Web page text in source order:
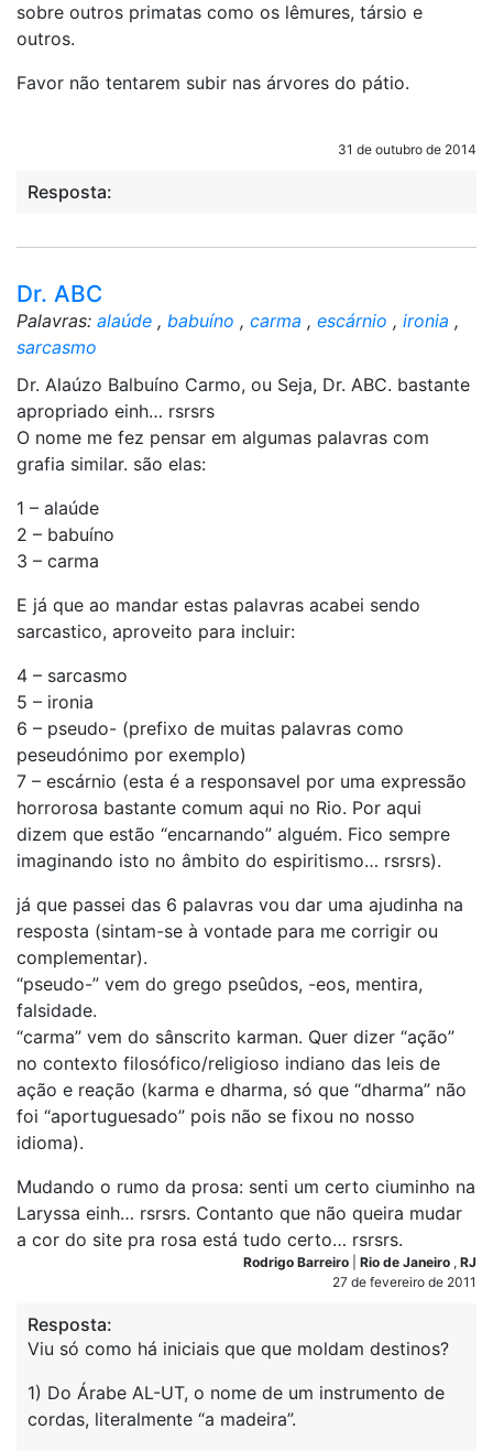
sobre outros primatas como os lêmures, társio e
outros.
Favor não tentarem subir nas árvores do pátio.
31 de outubro de 2014
Resposta:
Dr. ABC
Palavras: alaúde , babuíno , carma , escárnio , ironia ,
sarcasmo
Dr. Alaúzo Balbuíno Carmo, ou Seja, Dr. ABC. bastante
apropriado einh… rsrsrs
O nome me fez pensar em algumas palavras com
grafia similar. são elas:
1 – alaúde
2 – babuíno
3 – carma
E já que ao mandar estas palavras acabei sendo
sarcastico, aproveito para incluir:
4 – sarcasmo
5 – ironia
6 – pseudo- (prefixo de muitas palavras como
peseudónimo por exemplo)
7 – escárnio (esta é a responsavel por uma expressão
horrorosa bastante comum aqui no Rio. Por aqui
dizem que estão “encarnando” alguém. Fico sempre
imaginando isto no âmbito do espiritismo… rsrsrs).
já que passei das 6 palavras vou dar uma ajudinha na
resposta (sintam-se à vontade para me corrigir ou
complementar).
“pseudo-” vem do grego pseûdos, -eos, mentira,
falsidade.
“carma” vem do sânscrito karman. Quer dizer “ação”
no contexto filosófico/religioso indiano das leis de
ação e reação (karma e dharma, só que “dharma” não
foi “aportuguesado” pois não se fixou no nosso
idioma).
Mudando o rumo da prosa: senti um certo ciuminho na
Laryssa einh… rsrsrs. Contanto que não queira mudar
a cor do site pra rosa está tudo certo… rsrsrs.
Rodrigo Barreiro Rio de Janeiro , RJ
27 de fevereiro de 2011
Resposta:
Viu só como há iniciais que que moldam destinos?
1) Do Árabe AL-UT, o nome de um instrumento de
cordas, literalmente “a madeira”.